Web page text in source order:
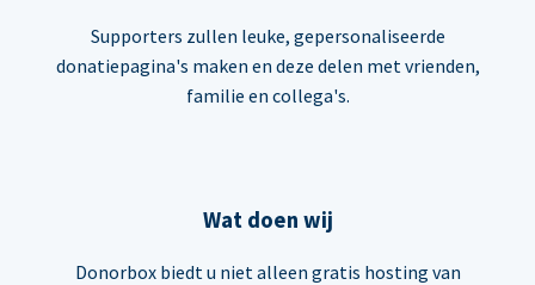
Supporters zullen leuke, gepersonaliseerde
donatiepagina's maken en deze delen met vrienden,
familie en collega's.
Wat doen wij
Donorbox biedt u niet alleen gratis hosting van